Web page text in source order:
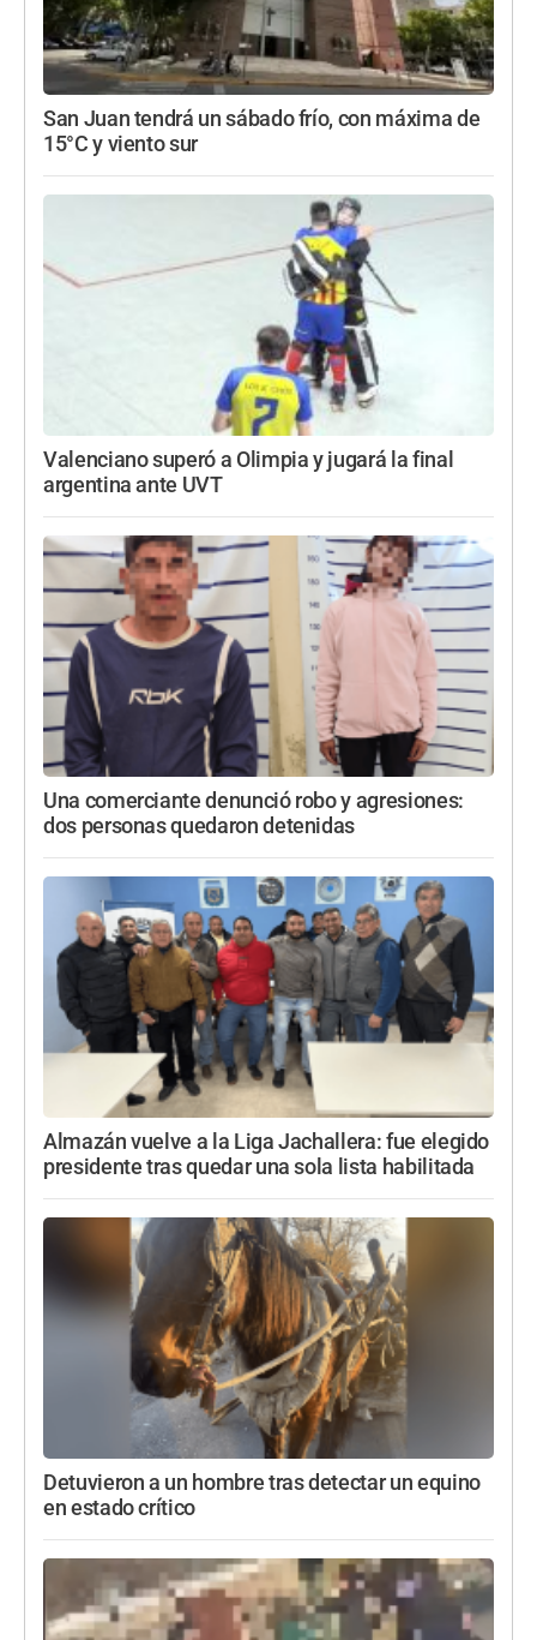
San Juan tendrá un sábado frío, con máxima de
15°C y viento sur
Valenciano superó a Olimpia y jugará la final
argentina ante UVT
Una comerciante denunció robo y agresiones:
dos personas quedaron detenidas
Almazán vuelve a la Liga Jachallera: fue elegido
presidente tras quedar una sola lista habilitada
Detuvieron a un hombre tras detectar un equino
en estado crítico